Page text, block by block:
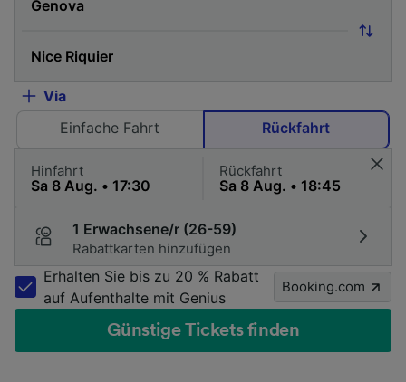
Via
Einfache Fahrt
Rückfahrt
Hinfahrt Rückfahrt
1 Erwachsene/r (26-59)
Rabattkarten hinzufügen
Erhalten Sie bis zu 20 % Rabatt
auf Aufenthalte mit Genius
Booking.com
Günstige Tickets finden